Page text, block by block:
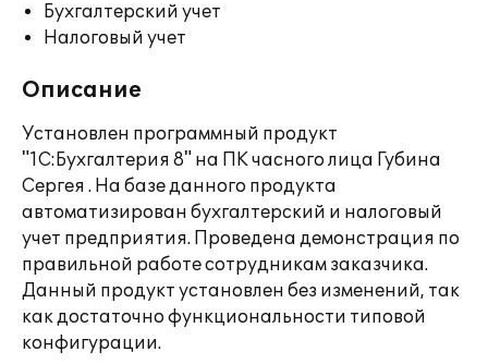
Бухгалтерский учет
Налоговый учет
Описание
Установлен программный продукт
"1С:Бухгалтерия 8" на ПК часного лица Губина
Сергея . На базе данного продукта
автоматизирован бухгалтерский и налоговый
учет предприятия. Проведена демонстрация по
правильной работе сотрудникам заказчика.
Данный продукт установлен без изменений, так
как достаточно функциональности типовой
конфигурации.